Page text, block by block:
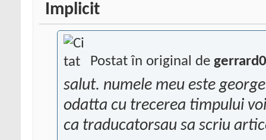
Postat în original de
salut. numele meu este
odatta cu trecerea timpului
ca traducatorsau sa scriu